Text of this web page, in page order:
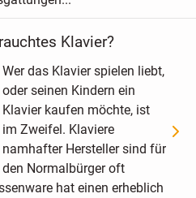
Klavier?
Wer das Klavier spielen liebt,
oder seinen Kindern ein
Klavier kaufen möchte, ist
im Zweifel. Klaviere
namhafter Hersteller sind für
den Normalbürger oft
hat einen erheblich